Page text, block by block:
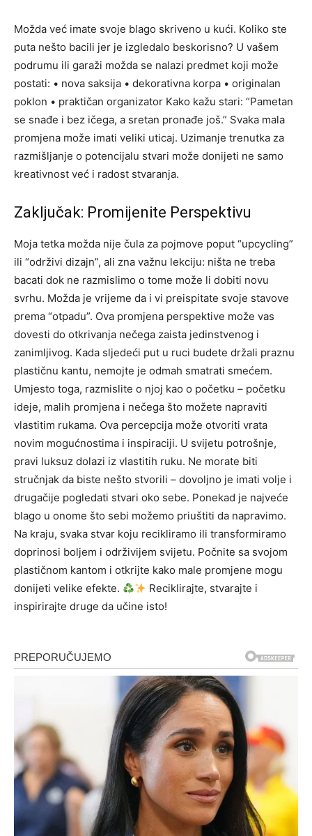
Možda već imate svoje blago skriveno u kući. Koliko ste
puta nešto bacili jer je izgledalo beskorisno? U vašem
podrumu ili garaži možda se nalazi predmet koji može
postati: • nova saksija • dekorativna korpa • originalan
poklon • praktičan organizator Kako kažu stari: “Pametan
se snađe i bez ičega, a sretan pronađe još.” Svaka mala
promjena može imati veliki uticaj. Uzimanje trenutka za
razmišljanje o potencijalu stvari može donijeti ne samo
kreativnost već i radost stvaranja.
Zaključak: Promijenite Perspektivu
Moja tetka možda nije čula za pojmove poput “upcycling”
ili “održivi dizajn”, ali zna važnu lekciju: ništa ne treba
bacati dok ne razmislimo o tome može li dobiti novu
svrhu. Možda je vrijeme da i vi preispitate svoje stavove
prema “otpadu”. Ova promjena perspektive može vas
dovesti do otkrivanja nečega zaista jedinstvenog i
zanimljivog. Kada sljedeći put u ruci budete držali praznu
plastičnu kantu, nemojte je odmah smatrati smećem.
Umjesto toga, razmislite o njoj kao o početku – početku
ideje, malih promjena i nečega što možete napraviti
vlastitim rukama. Ova percepcija može otvoriti vrata
novim mogućnostima i inspiraciji. U svijetu potrošnje,
pravi luksuz dolazi iz vlastitih ruku. Ne morate biti
stručnjak da biste nešto stvorili – dovoljno je imati volje i
drugačije pogledati stvari oko sebe. Ponekad je najveće
blago u onome što sebi možemo priuštiti da napravimo.
Na kraju, svaka stvar koju recikliramo ili transformiramo
doprinosi boljem i održivijem svijetu. Počnite sa svojom
plastičnom kantom i otkrijte kako male promjene mogu
donijeti velike efekte.
Reciklirajte, stvarajte i
inspirirajte druge da učine isto!